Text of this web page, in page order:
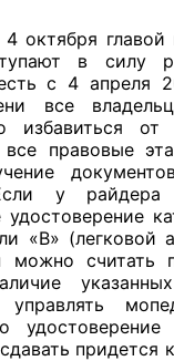
октября главой
в силу
с 4 апреля
все
избавиться от
правовые
у
удостоверение
«В» (легковой
можно считать
придется